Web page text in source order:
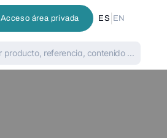
Acceso área privada ES EN